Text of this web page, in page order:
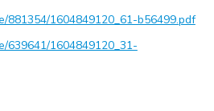
881354/1604849120_61-b56499.pdf
639641/1604849120_31-